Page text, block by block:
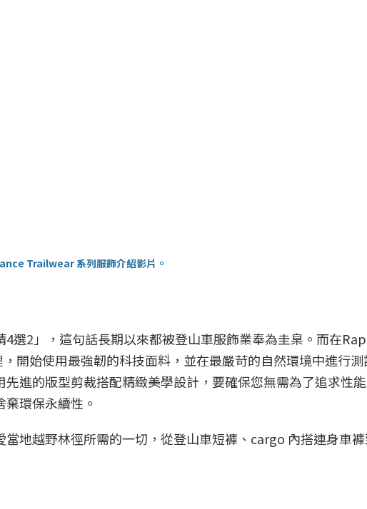
Trailwear 系列服飾介紹影片。
4選2」，這句話長期以來都被登山車服飾業奉為圭臬。而在
開始使用最強韌的科技面料，並在最嚴苛的自然環境中進行測
進的版型剪裁搭配精緻美學設計，要確保您無需為了追求性
環保永續性。
地越野林徑所需的一切，從登山車短褲、cargo 內搭連身車